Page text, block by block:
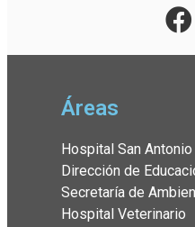
Áreas
Hospital San
Dirección de
Secretaría de
Hospital Veterinario